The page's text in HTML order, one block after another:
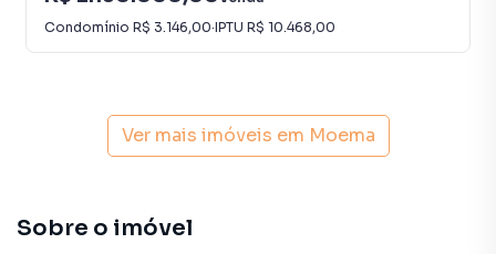
Condomínio R$ 3.146,00·IPTU R$ 10.468,00
Ver mais imóveis em Moema
Sobre o imóvel